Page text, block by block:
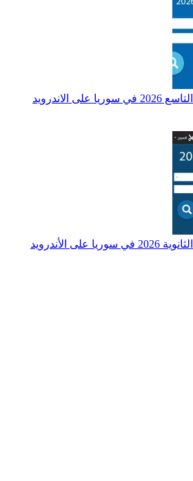
تحميل تطبيق نتائج التاسع 2026 في سوريا على الاندرويد
تحميل تطبيق نتائج الثانوية 2026 في سوريا على الأندرويد